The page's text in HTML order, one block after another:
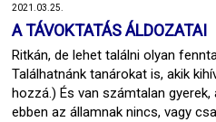
2021.03.25.
A TÁVOKTATÁS ÁLDOZATAI
Ritkán, de lehet találni olyan
Találhatnánk tanárokat is, akik
hozzá.) És van számtalan
ebben az államnak nincs, vagy